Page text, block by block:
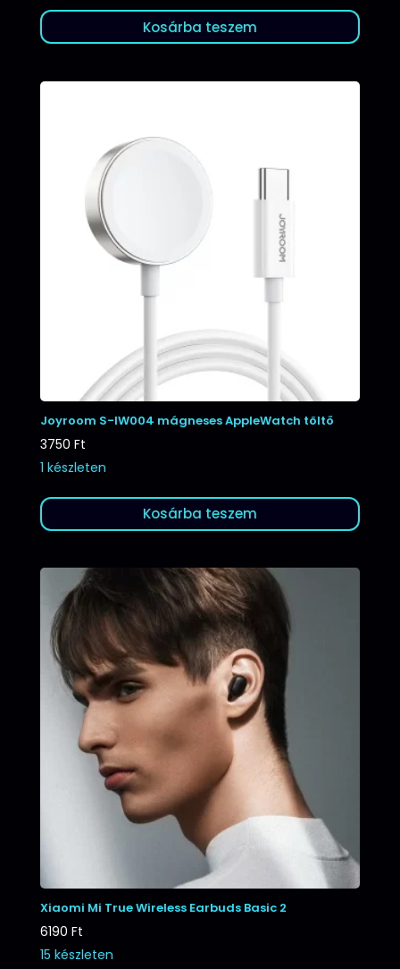
Kosárba teszem
Joyroom S-IW004 mágneses AppleWatch töltő
3750 Ft
1 készleten
Kosárba teszem
Xiaomi Mi True Wireless Earbuds Basic 2
6190 Ft
15 készleten